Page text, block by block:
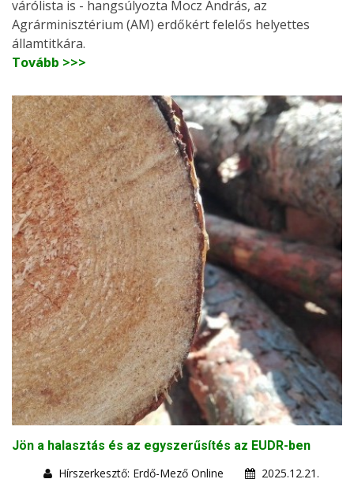
várólista is - hangsúlyozta Mocz András, az
Agrárminisztérium (AM) erdőkért felelős helyettes
államtitkára.
Tovább >>>
Jön a halasztás és az egyszerűsítés az EUDR-ben
Hírszerkesztő: Erdő-Mező Online
2025.12.21.